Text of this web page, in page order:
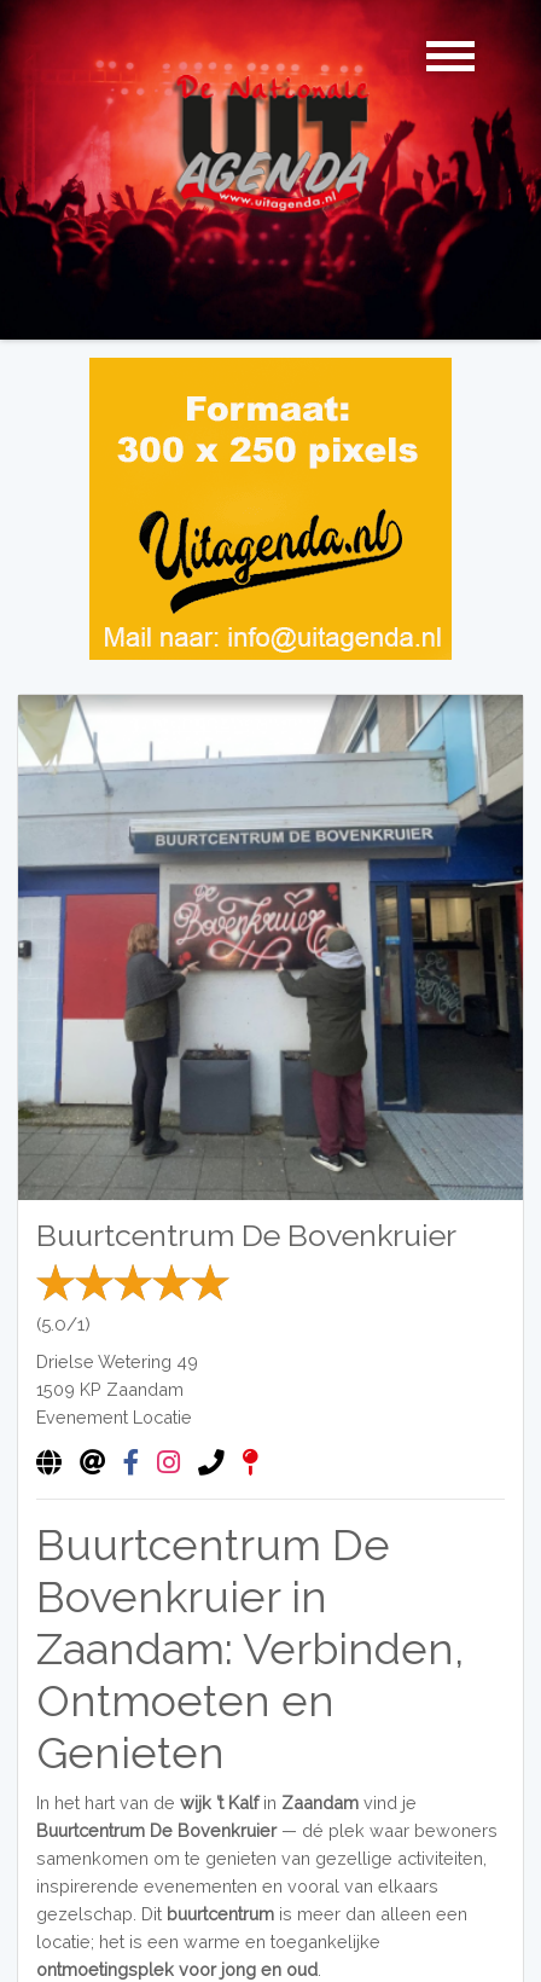
Buurtcentrum De Bovenkruier
(5.0/1)
Drielse Wetering 49
1509 KP Zaandam
Evenement Locatie
Buurtcentrum De
Bovenkruier in
Zaandam: Verbinden,
Ontmoeten en
Genieten
In het hart van de wijk ’t Kalfin Zaandamvind je
Buurtcentrum De Bovenkruier — dé plek waar bewoners
samenkomen om te genieten van gezellige activiteiten,
inspirerende evenementen en vooral van elkaars
gezelschap. Dit buurtcentrumis meer dan alleen een
locatie; het is een warme en toegankelijke
ontmoetingsplek voor jong en oud.